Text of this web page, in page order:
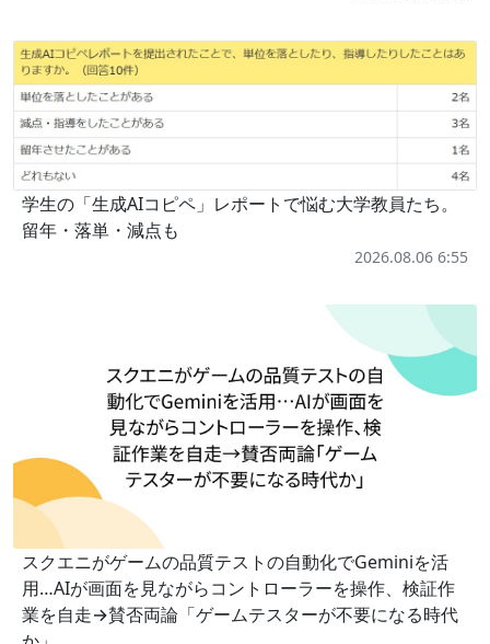
学生の「生成AIコピペ」レポートで悩む大学教員たち。
留年・落単・減点も
2026.08.06 6:55
スクエニがゲームの品質テストの自動化でGeminiを活
用…AIが画面を見ながらコントローラーを操作、検証作
業を自走→賛否両論「ゲームテスターが不要になる時代